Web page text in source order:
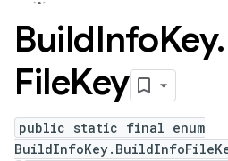
BuildInfoKey.
FileKey
public static final enum